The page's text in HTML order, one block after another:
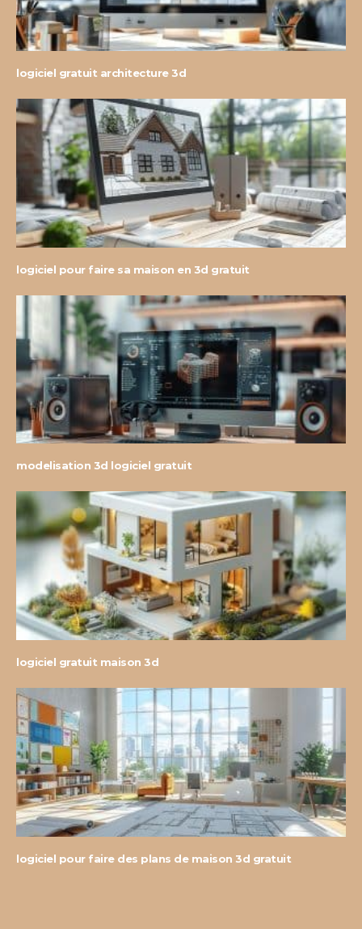
logiciel gratuit architecture 3d
logiciel pour faire sa maison en 3d gratuit
modelisation 3d logiciel gratuit
logiciel gratuit maison 3d
logiciel pour faire des plans de maison 3d gratuit